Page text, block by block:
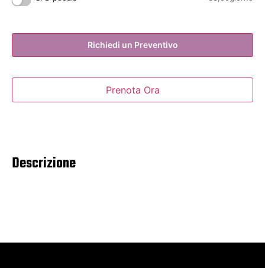
Prenota Ora
Richiedi un Preventivo
Descrizione